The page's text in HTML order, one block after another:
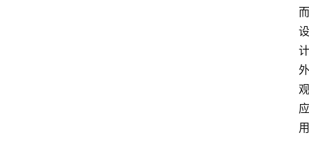
而
设
计
外
观
应
用